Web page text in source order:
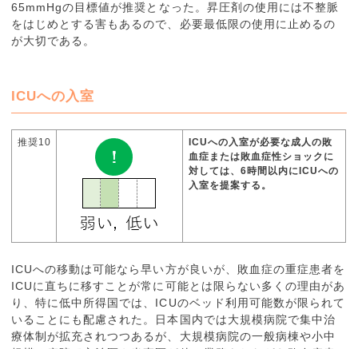
65mmHgの目標値が推奨となった。昇圧剤の使用には不整脈
をはじめとする害もあるので、必要最低限の使用に止めるの
が大切である。
ICUへの入室
推奨10
ICUへの入室が必要な成人の敗
血症または敗血症性ショックに
対しては、6時間以内にICUへの
入室を提案する。
ICUへの移動は可能なら早い方が良いが、敗血症の重症患者を
ICUに直ちに移すことが常に可能とは限らない多くの理由があ
り、特に低中所得国では、ICUのベッド利用可能数が限られて
いることにも配慮された。日本国内では大規模病院で集中治
療体制が拡充されつつあるが、大規模病院の一般病棟や小中